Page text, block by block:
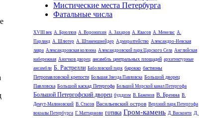
Мистические места Петербурга
Фатальные числа
XVIII век А. Брюллов А. Воронихин А. Захаров А. Квасов А. Менелас А.
Парланд А. Шлютер А. Штакеншнейдер Адмиралтейство Александро-Невская
лавра Александровская колонна Александровский парк Царского Села Английская
набережная Аничков дворец ансамбль центральных площадей архитектурные
ансамбли Б. Растрелли Баболовский парк барокко бастионы
Петропавловской крепости Большая Звезда Павловска Большой дворец
Павловска Большой каскад Петергофа Большой Морской канал Петергофа
Большой Петергофский дворец буддизм В. Баженов В. Бренна В.
Демут-Малиновский В. Стасов Васильевский остров Верхний парк Петергофа
вокзалы Петербурга Г. Маттарнови готика Гром-камень Д. Висконти Д.